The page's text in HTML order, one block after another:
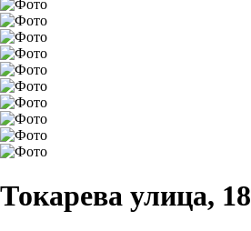
Токарева улица, 18